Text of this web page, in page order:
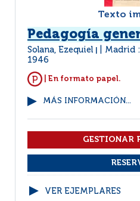
Texto
Pedagogía
Solana, Ezequiel Madrid
1946
| En formato papel.
MÁS INFORMACIÓN...
VER EJEMPLARES